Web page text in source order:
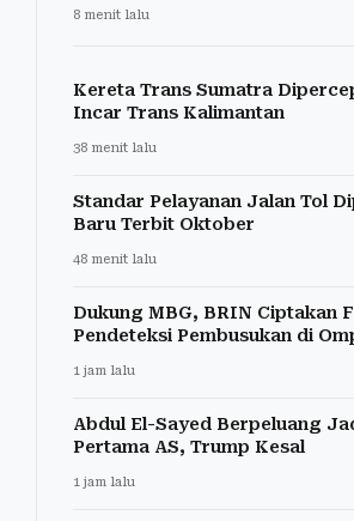
8 menit lalu
Kereta Trans Sumatra
Incar Trans Kalimantan
38 menit lalu
Standar Pelayanan Jalan Tol
Baru Terbit Oktober
48 menit lalu
Dukung MBG, BRIN Ciptakan
Pendeteksi Pembusukan di
1 jam lalu
Abdul El-Sayed Berpeluang
Pertama AS, Trump Kesal
1 jam lalu